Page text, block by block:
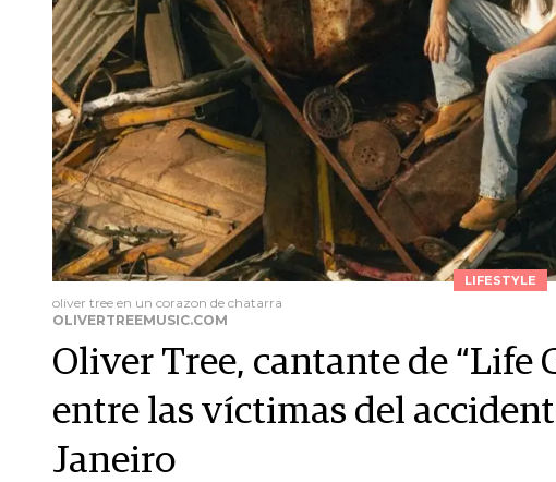
LIFESTYLE
oliver tree en un corazon de chatarra
OLIVERTREEMUSIC.COM
Oliver Tree, cantante de “Life
entre las víctimas del
Janeiro